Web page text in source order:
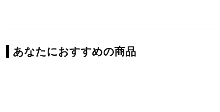
あなたにおすすめの商品